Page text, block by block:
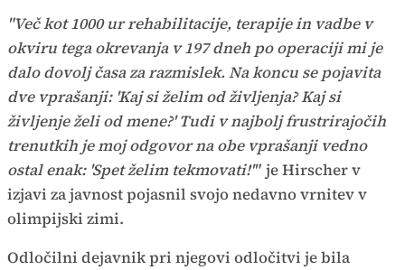
"Več kot 1000 ur rehabilitacije, terapije in vadbe v
okviru tega okrevanja v 197 dneh po operaciji mi je
dalo dovolj časa za razmislek. Na koncu se pojavita
dve vprašanji: 'Kaj si želim od življenja? Kaj si
življenje želi od mene?' Tudi v najbolj frustrirajočih
trenutkih je moj odgovor na obe vprašanji vedno
ostal enak: 'Spet želim tekmovati!'" je Hirscher v
izjavi za javnost pojasnil svojo nedavno vrnitev v
olimpijski zimi.
Odločilni dejavnik pri njegovi odločitvi je bila